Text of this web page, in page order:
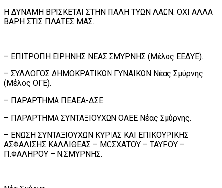
Η ΔΥΝΑΜΗ ΒΡΙΣΚΕΤΑΙ ΣΤΗΝ ΠΑΛΗ ΤΥΩΝ ΛΑΩΝ. ΟΧΙ ΑΛΛΑ
ΒΑΡΗ ΣΤΙΣ ΠΛΑΤΕΣ ΜΑΣ.
– ΕΠΙΤΡΟΠΗ ΕΙΡΗΝΗΣ ΝΕΑΣ ΣΜΥΡΝΗΣ (Μέλος ΕΕΔΥΕ).
– ΣΥΛΛΟΓΟΣ ΔΗΜΟΚΡΑΤΙΚΩΝ ΓΥΝΑΙΚΩΝ Νέας Σμύρνης
(Μέλος ΟΓΕ).
– ΠΑΡΑΡΤΗΜΑ ΠΕΑΕΑ-ΔΣΕ.
– ΠΑΡΑΡΤΗΜΑ ΣΥΝΤΑΞΙΟΥΧΩΝ ΟΑΕΕ Νέας Σμύρνης.
– ΕΝΩΣΗ ΣΥΝΤΑΞΙΟΥΧΩΝ ΚΥΡΙΑΣ ΚΑΙ ΕΠΙΚΟΥΡΙΚΗΣ
ΑΣΦΑΛΙΣΗΣ ΚΑΛΛΙΘΕΑΣ – ΜΟΣΧΑΤΟΥ – ΤΑΥΡΟΥ –
Π.ΦΑΛΗΡΟΥ – Ν.ΣΜΥΡΝΗΣ.